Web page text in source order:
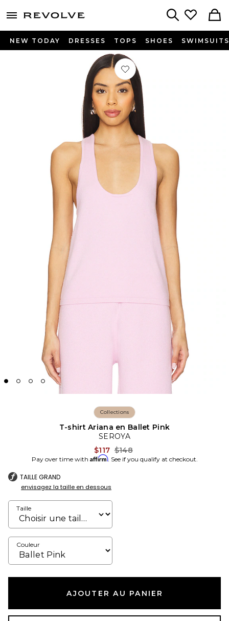
menu - shows more content
NEW TODAY DRESSES TOPS SHOES SWIMSUITS
Préféré T-shirt Ariana en Ballet Pink
Collections
T-shirt Ariana en Ballet Pink
SEROYA
$117 Previous price:
$148
Pay over time with Affirm. See if you qualify at checkout.
TAILLE GRAND
envisagez la taille en dessous
Taille
Couleur
AJOUTER AU PANIER